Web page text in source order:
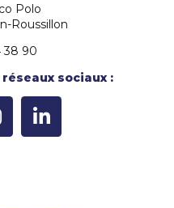
Polo
Roussillon
38 90
sociaux :